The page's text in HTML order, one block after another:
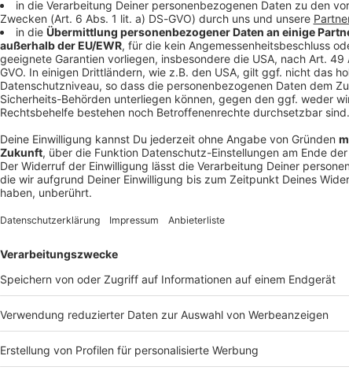
Der deutsche Radionachwuchs rockt auf ROCK
deutsche Radionachwuchs mit aktuellen Themen,
frischem Sound. Hinter der Young Stars-Sendung steckt
einem Angebot der Mediaschool Bayern. Wir freuen uns, das
mit engagierten, kreativen jungen Radiomachern zu verstärken!
Radio an, aber Achtung - diese Sendung ist jung und laut!
IM STREAM:
ROCK ANTENNE Bayern
Der beste Rock nonstop!
Der beste Rock nonstop!
Gerade läuft:Evolution - Nothing But Thieves